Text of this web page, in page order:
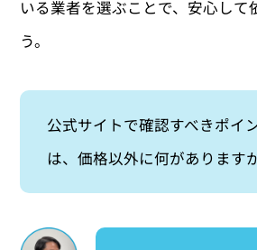
いる業者を選ぶことで、安心して
う。
公式サイトで確認すべきポイ
は、価格以外に何があります